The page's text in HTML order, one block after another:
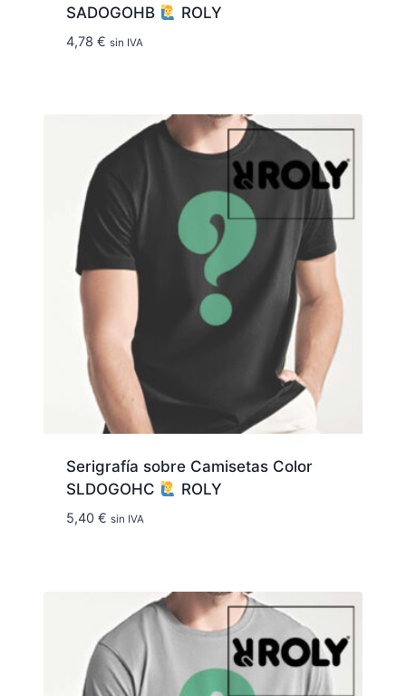
SADOGOHB
ROLY
4,78 € sin IVA
Serigrafía sobre Camisetas Color
SLDOGOHC
ROLY
5,40 € sin IVA